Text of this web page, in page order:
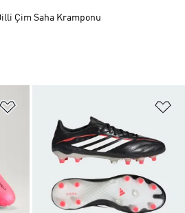
Çim Saha Kramponu